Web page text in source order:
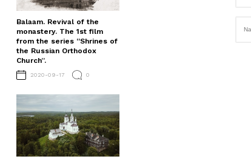
Balaam. Revival of the
monastery. The 1st film
from the series “Shrines of
the Russian Orthodox
Church”.
2020-09-17 0